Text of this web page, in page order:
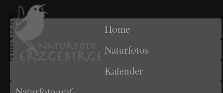
Home
Naturfotos
Kalender